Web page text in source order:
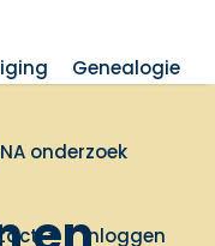
Genealogie
onderzoek
Inloggen